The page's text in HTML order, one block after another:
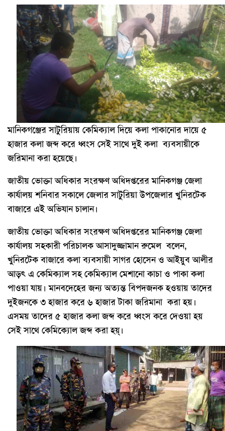
মানিকগঞ্জের সাটুরিয়ায় কেমিক্যাল দিয়ে কলা পাকানোর দায়ে ৫
হাজার কলা জব্দ করে ধ্বংস সেই সাথে দুই কলা ব্যবসায়ীকে
জরিমানা করা হয়েছে।
জাতীয় ভোক্তা অধিকার সংরক্ষণ অধিদপ্তরের মানিকগঞ্জ জেলা
কার্যালয় শনিবার সকালে জেলার সাটুরিয়া উপজেলার খুনিরটেক
বাজারে এই অভিযান চালান।
জাতীয় ভোক্তা অধিকার সংরক্ষণ অধিদপ্তরের মানিকগঞ্জ জেলা
কার্যালয় সহকারী পরিচালক আসাদুজ্জামান রুমেল বলেন,
খুনিরটেক বাজারে কলা ব্যবসায়ী সাগর হোসেন ও আইয়ুব আলীর
আড়ৎ এ কেমিক্যাল সহ কেমিক্যাল মেশানো কাচা ও পাকা কলা
পাওয়া যায়। মানবদেহের জন্য অত্যন্ত বিপদজনক হওয়ায় তাদের
দুইজনকে ৩ হাজার করে ৬ হাজার টাকা জরিমানা করা হয়।
এসময় তাদের ৫ হাজার কলা জব্দ করে ধ্বংস করে দেওয়া হয়
সেই সাথে কেমিক্যোল জব্দ করা হয়্।